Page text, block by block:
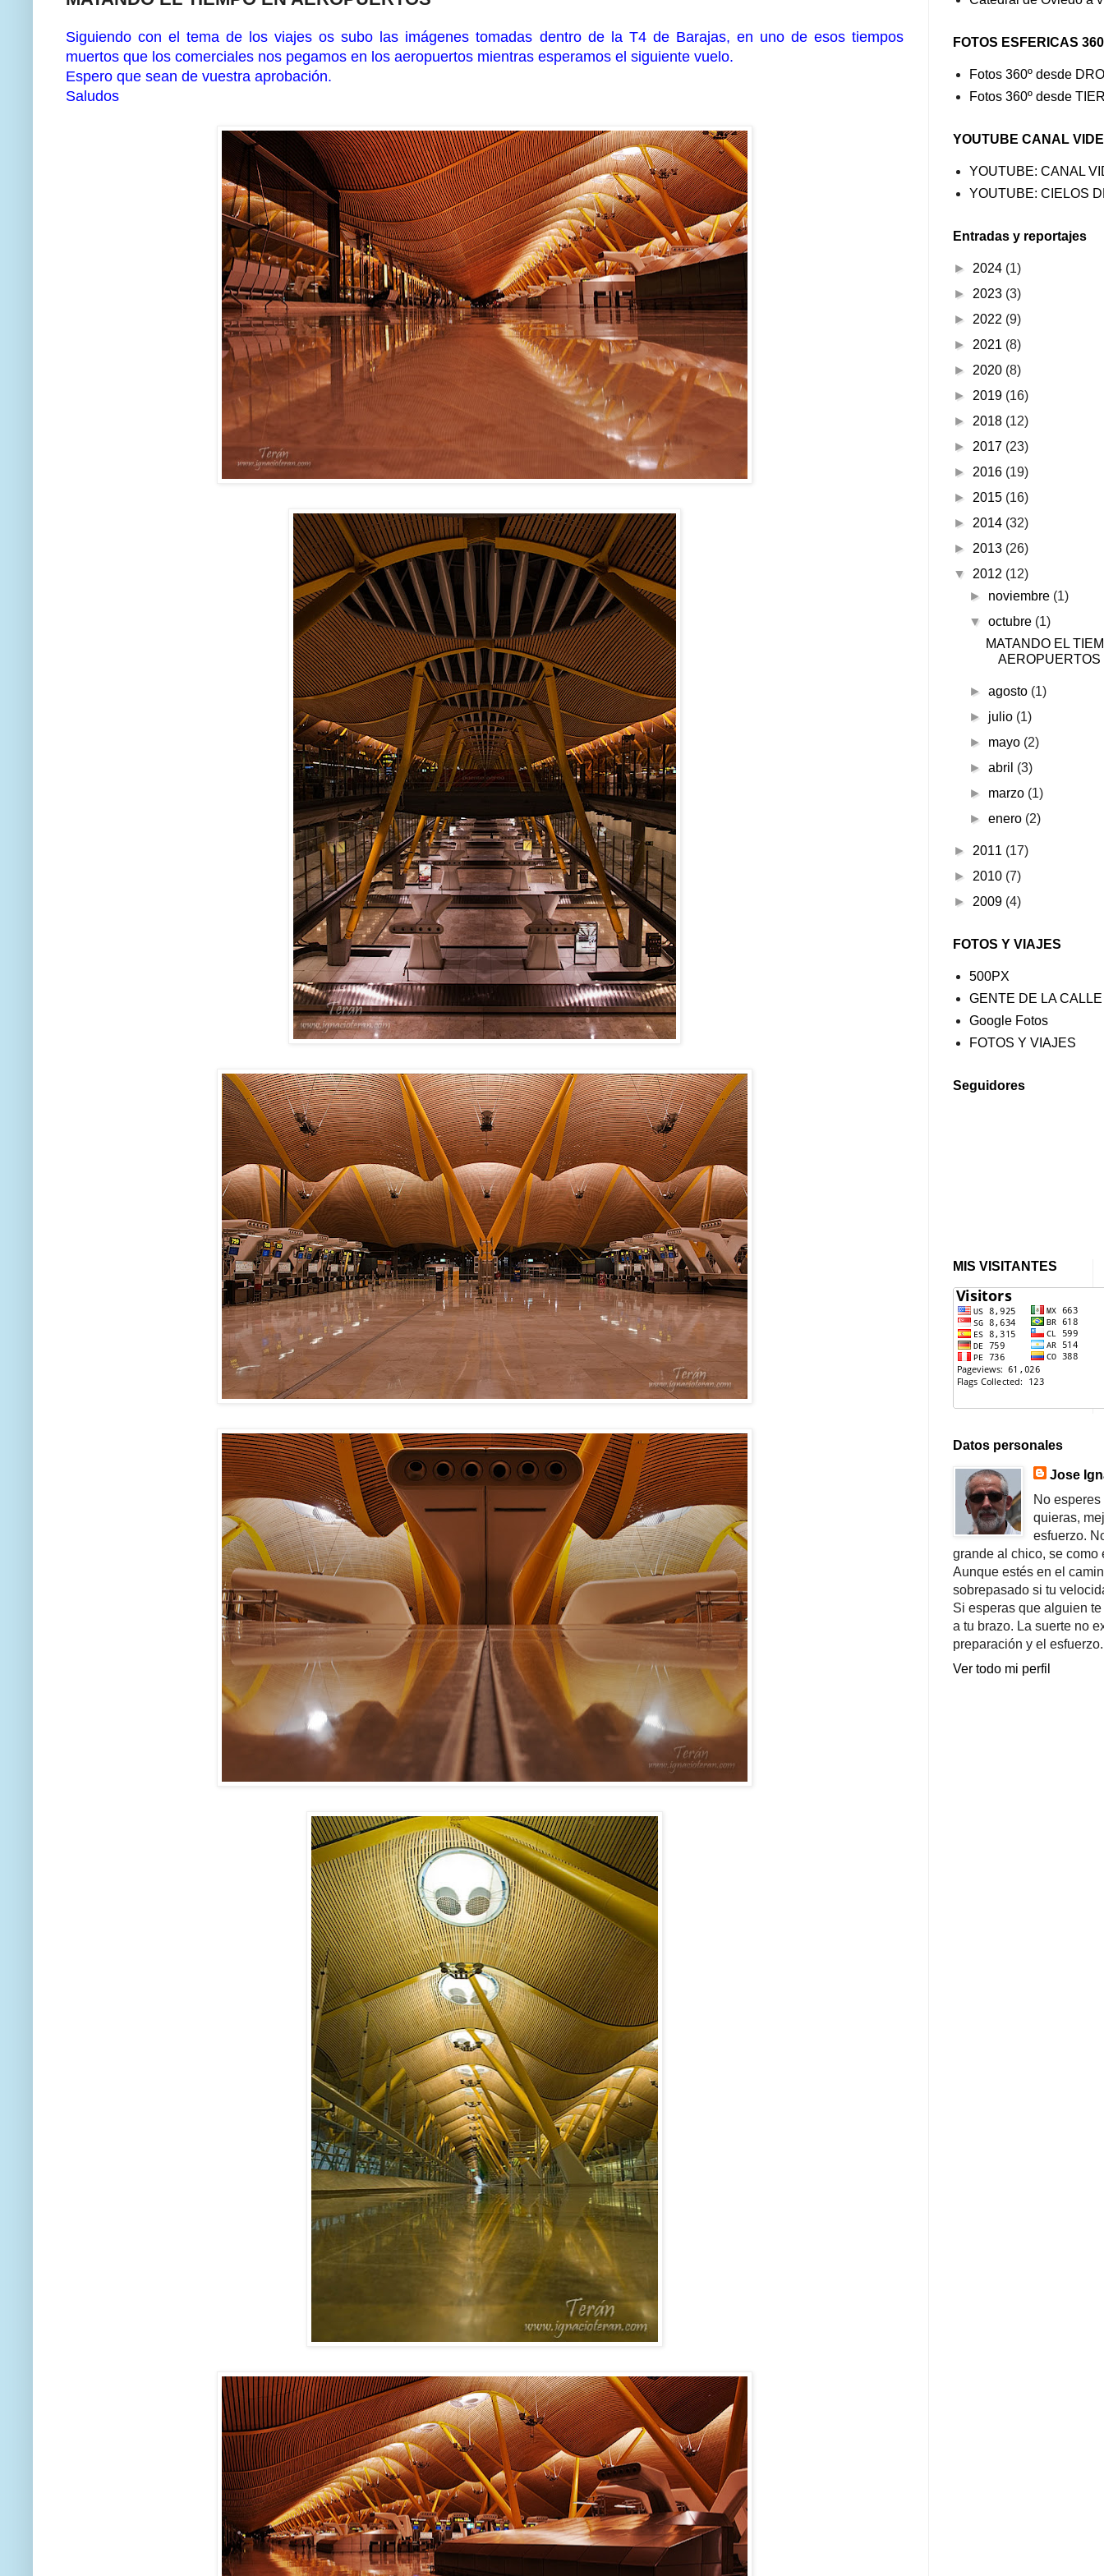
Siguiendo con el tema de los viajes os subo las imágenes tomadas dentro de la T4 de Barajas, en uno de esos tiempos
muertos que los comerciales nos pegamos en los aeropuertos mientras esperamos el siguiente vuelo.
Espero que sean de vuestra aprobación.
Saludos
FOTOS ESFERICAS
Fotos 360º desde
Fotos 360º desde
YOUTUBE CANAL
YOUTUBE: CANAL
YOUTUBE: CIELOS
Entradas y reportajes
► 2024 (1)
► 2023 (3)
► 2022 (9)
► 2021 (8)
► 2020 (8)
► 2019 (16)
► 2018 (12)
► 2017 (23)
► 2016 (19)
► 2015 (16)
► 2014 (32)
► 2013 (26)
▼ 2012 (12)
► noviembre (1)
▼octubre (1)
MATANDO EL
AEROPUERTOS
►agosto (1)
► julio (1)
► mayo (2)
►abril (3)
► marzo (1)
►enero (2)
► 2011 (17)
► 2010 (7)
► 2009 (4)
FOTOS Y VIAJES
500PX
GENTE DE LA
Google Fotos
FOTOS Y VIAJES
Seguidores
MIS VISITANTES
Datos personales
Jose
No
quieras,
esfuerzo.
grande al chico, se como
Aunque estés en el
sobrepasado si tu
Si esperas que alguien
a tu brazo. La suerte no
preparación y el esfuerzo.
Ver todo mi perfil